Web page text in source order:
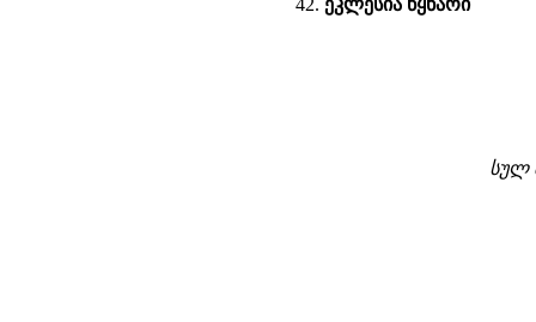
ეკლესია წყნარი
სულ